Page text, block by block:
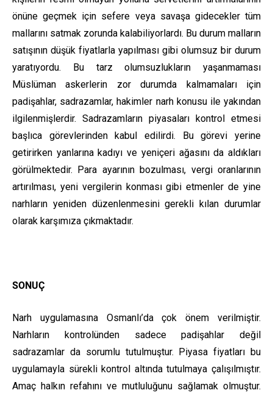
önüne geçmek için sefere veya savaşa gidecekler tüm
mallarını satmak zorunda kalabiliyorlardı. Bu durum malların
satışının düşük fiyatlarla yapılması gibi olumsuz bir durum
yaratıyordu. Bu tarz olumsuzlukların yaşanmaması
Müslüman askerlerin zor durumda kalmamaları için
padişahlar, sadrazamlar, hakimler narh konusu ile yakından
ilgilenmişlerdir. Sadrazamların piyasaları kontrol etmesi
başlıca görevlerinden kabul edilirdi. Bu görevi yerine
getirirken yanlarına kadıyı ve yeniçeri ağasını da aldıkları
görülmektedir. Para ayarının bozulması, vergi oranlarının
artırılması, yeni vergilerin konması gibi etmenler de yine
narhların yeniden düzenlenmesini gerekli kılan durumlar
olarak karşımıza çıkmaktadır.
SONUÇ
Narh uygulamasına Osmanlı’da çok önem verilmiştir.
Narhların kontrolünden sadece padişahlar değil
sadrazamlar da sorumlu tutulmuştur. Piyasa fiyatları bu
uygulamayla sürekli kontrol altında tutulmaya çalışılmıştır.
Amaç halkın refahını ve mutluluğunu sağlamak olmuştur.